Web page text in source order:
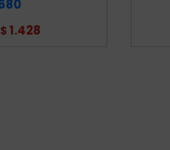
$ 1.428